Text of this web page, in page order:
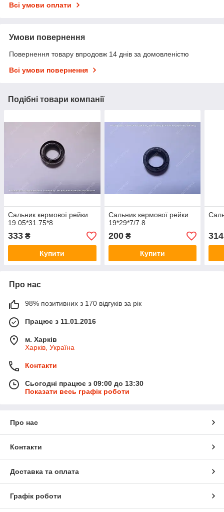
Всі умови оплати
Умови повернення
Повернення товару впродовж 14 днів за домовленістю
Всі умови повернення
Подібні товари компанії
Сальник кермової рейки
19.05*31.75*8
333 ₴
Купити
Сальник кермової рейки
19*29*7/7.8
200₴
Купити
314
Про нас
98% позитивних з 170 відгуків за рік
Працює з 11.01.2016
м. Харків
Харків, Україна
Контакти
Сьогодні працює з 09:00 до 13:30
Показати весь графік роботи
Про нас
Контакти
Доставка та оплата
Графік роботи